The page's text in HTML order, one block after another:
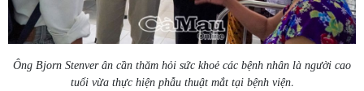
Ông Bjorn Stenver ân cần thăm hỏi sức khoẻ các bệnh nhân là người cao
tuổi vừa thực hiện phẫu thuật mắt tại bệnh viện.